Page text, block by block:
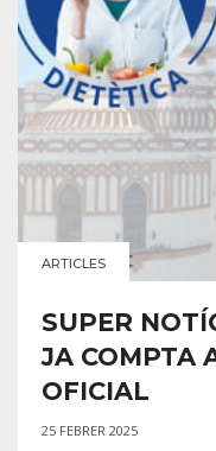
ARTICLES
SUPER
JA COMPTA
OFICIAL
25 FEBRER 2025